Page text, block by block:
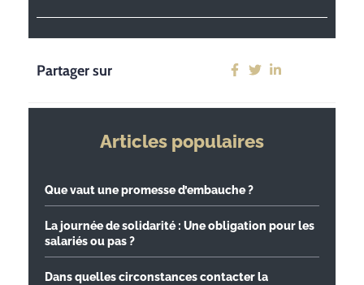
Partager sur
Articles populaires
Que vaut une promesse d’embauche ?
La journée de solidarité : Une obligation pour les
salariés ou pas ?
Dans quelles circonstances contacter la